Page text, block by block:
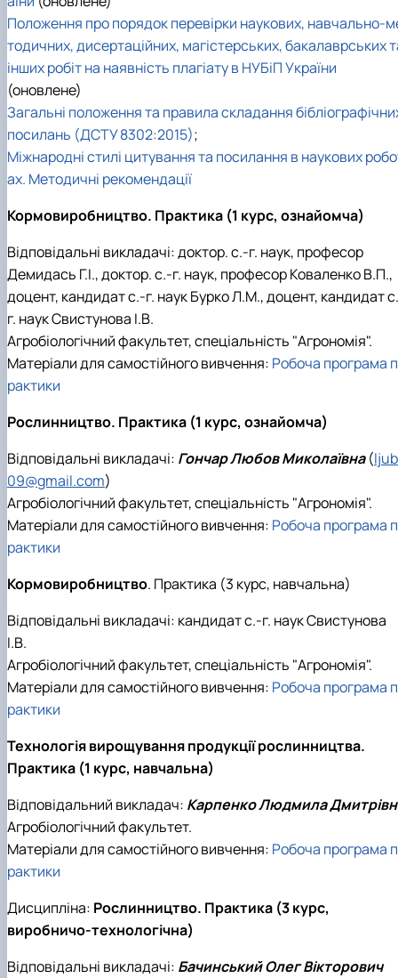
рекомендації для ОС "Бакалавр"
Наукові публікації студентів
Меморандуми, договори про співпрацю
Положення про порядок перевірки наукових, навчально-
тодичних, дисертаційних, магістерських, бакалаврських
інших робіт на наявність плагіату в НУБіП України
(оновлене)
Загальні положення та правила складання
посилань (ДСТУ 8302:2015);
Міжнародні стилі цитування та посилання в наукових
ах. Методичні рекомендації
Кормовиробництво. Практика (1 курс, ознайомча)
Відповідальні викладачі: доктор. с.-г. наук, професор
Демидась Г.І., доктор. с.-г. наук, професор Коваленко В.П.,
доцент, кандидат с.-г. наук Бурко Л.М., доцент, кандидат
г. наук Свистунова І.В.
Агробіологічний факультет, спеціальність "Агрономія".
Матеріали для самостійного вивчення: Робоча програма п
рактики
Рослинництво. Практика (1 курс, ознайомча)
Відповідальні викладачі: Гончар Любов Миколаївна(
09@gmail.com)
Агробіологічний факультет, спеціальність "Агрономія".
Матеріали для самостійного вивчення: Робоча програма п
рактики
Кормовиробництво. Практика (3 курс, навчальна)
Відповідальні викладачі: кандидат с.-г. наук Свистунова
І.В.
Агробіологічний факультет, спеціальність "Агрономія".
Матеріали для самостійного вивчення: Робоча програма п
рактики
Технологія вирощування продукції рослинництва.
Практика (1 курс, навчальна)
Відповідальний викладач: Карпенко Людмила
Агробіологічний факультет.
Матеріали для самостійного вивчення: Робоча програма п
рактики
Дисципліна: Рослинництво. Практика (3 курс,
виробничо-технологічна)
Відповідальні викладачі: Бачинський Олег Вікторович